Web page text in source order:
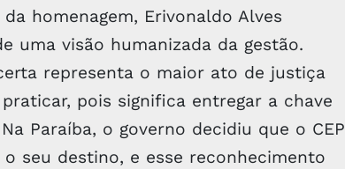
homenagem, Erivonaldo Alves
uma visão humanizada da gestão.
representa o maior ato de justiça
pois significa entregar a chave
Paraíba, o governo decidiu que o CEP
seu destino, e esse reconhecimento